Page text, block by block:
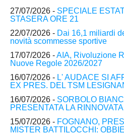
27/07/2026 - SPECIALE
STASERA ORE 21
22/07/2026 - Dai 16,1 miliardi
novità scommesse sportive
17/07/2026 -AIA, Rivoluzione
Nuove Regole 2026/2027
16/07/2026 - L' AUDACE SI
EX PRES. DEL TSM
16/07/2026 - SORBOLO
PRESENTATA LA
15/07/2026 - FOGNANO,
MISTER BATTILOCCHI: